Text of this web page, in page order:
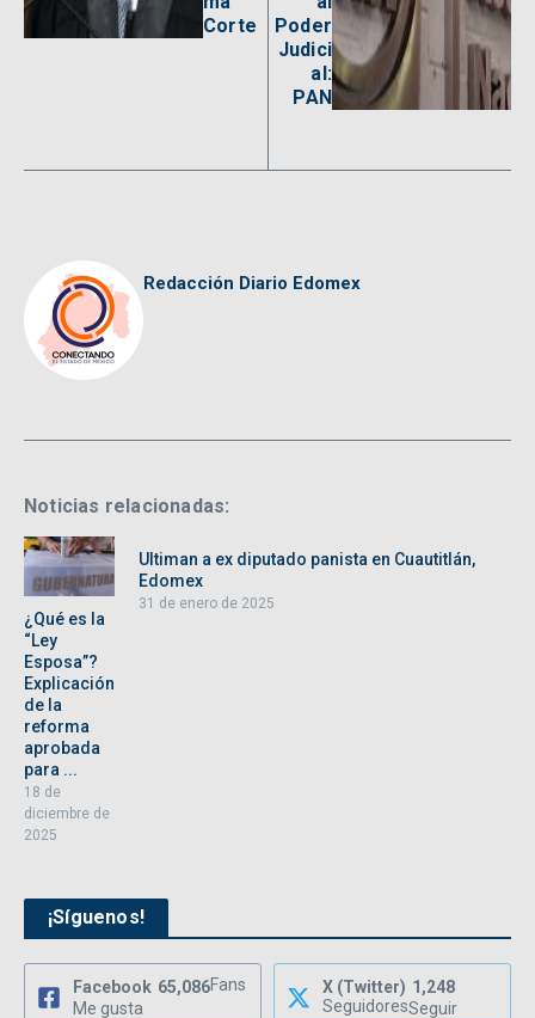
Corte
Poder
Judici
al:
PAN
Redacción Diario Edomex
Noticias relacionadas:
¿Qué es la
“Ley
Esposa”?
Explicación
de la
reforma
aprobada
para ...
18 de
diciembre de
2025
Ultiman a ex diputado panista en Cuautitlán,
Edomex
31 de enero de 2025
¡Síguenos!
Facebook 65,086Fans
Me gusta
X (Twitter) 1,248
SeguidoresSeguir